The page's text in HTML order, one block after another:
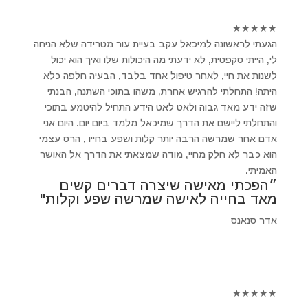
★
★
★
★
★
הגעתי לראשונה למיכאל עקב בעיית עור מטרידה שלא הניחה
לי, הייתי סקפטית, לא ידעתי מה היכולות שלו ואיך הוא יכול
לשנות את חיי, לאחר טיפול אחד בלבד, הבעיה חלפה כלא
היתה! התחלתי להרגיש אחרת, משהו בתוכי השתנה, הבנתי
שזה ידע מאד גבוה ולאט לאט הידע התחיל להיטמע בתוכי
והתחלתי ליישם את הדרך שמיכאל מלמד ביום יום. היום אני
אדם אחר שמרשה הרבה יותר קלות ושפע בחייו , הרס עצמי
הוא כבר לא חלק מחיי, מודה שמצאתי את הדרך אל האושר
האמיתי.
״הפכתי מאישה שיצרה דברים קשים
מאד בחייה לאישה שמרשה שפע וקלות"
אדר סנאנס
★
★
★
★
★